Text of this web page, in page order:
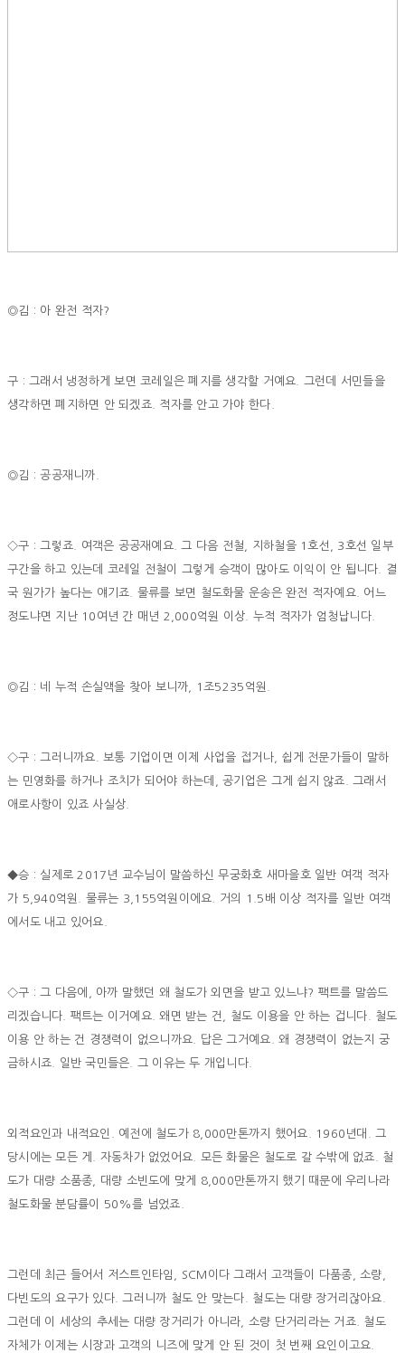
◎김 : 아 완전 적자?
구 : 그래서 냉정하게 보면 코레일은 폐지를 생각할 거예요. 그런데 서민들을
생각하면 폐지하면 안 되겠죠. 적자를 안고 가야 한다.
◎김 : 공공재니까.
◇구 : 그렇죠. 여객은 공공재예요. 그 다음 전철, 지하철을 1호선, 3호선 일부
구간을 하고 있는데 코레일 전철이 그렇게 승객이 많아도 이익이 안 됩니다. 결
국 원가가 높다는 얘기죠. 물류를 보면 철도화물 운송은 완전 적자예요. 어느
정도냐면 지난 10여년 간 매년 2,000억원 이상. 누적 적자가 엄청납니다.
◎김 : 네 누적 손실액을 찾아 보니까, 1조5235억원.
◇구 : 그러니까요. 보통 기업이면 이제 사업을 접거나, 쉽게 전문가들이 말하
는 민영화를 하거나 조치가 되어야 하는데, 공기업은 그게 쉽지 않죠. 그래서
애로사항이 있죠 사실상.
◆승 : 실제로 2017년 교수님이 말씀하신 무궁화호 새마을호 일반 여객 적자
가 5,940억원. 물류는 3,155억원이에요. 거의 1.5배 이상 적자를 일반 여객
에서도 내고 있어요.
◇구 : 그 다음에, 아까 말했던 왜 철도가 외면을 받고 있느냐? 팩트를 말씀드
리겠습니다. 팩트는 이거예요. 왜면 받는 건, 철도 이용을 안 하는 겁니다. 철도
이용 안 하는 건 경쟁력이 없으니까요. 답은 그거예요. 왜 경쟁력이 없는지 궁
금하시죠. 일반 국민들은. 그 이유는 두 개입니다.
외적요인과 내적요인. 예전에 철도가 8,000만톤까지 했어요. 1960년대. 그
당시에는 모든 게. 자동차가 없었어요. 모든 화물은 철도로 갈 수밖에 없죠. 철
도가 대량 소품종, 대량 소빈도에 맞게 8,000만톤까지 했기 때문에 우리나라
철도화물 분담률이 50%를 넘었죠.
그런데 최근 들어서 저스트인타임, SCM이다 그래서 고객들이 다품종, 소량,
다빈도의 요구가 있다. 그러니까 철도 안 맞는다. 철도는 대량 장거리잖아요.
그런데 이 세상의 추세는 대량 장거리가 아니라, 소량 단거리라는 거죠. 철도
자체가 이제는 시장과 고객의 니즈에 맞게 안 된 것이 첫 번째 요인이고요.